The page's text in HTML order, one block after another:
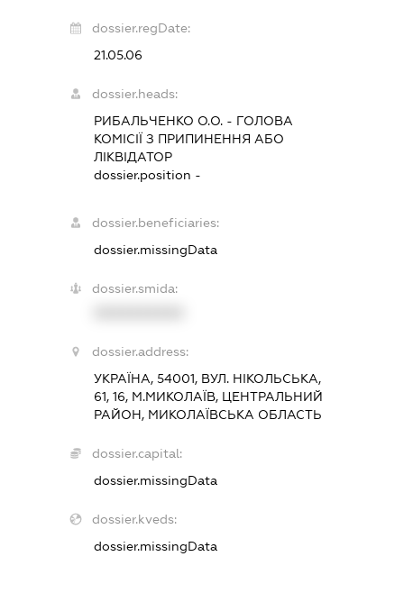
dossier.regDate:
21.05.06
dossier.heads:
РИБАЛЬЧЕНКО О.О. - ГОЛОВА
КОМІСІЇ З ПРИПИНЕННЯ АБО
ЛІКВІДАТОР
dossier.position -
dossier.beneficiaries:
dossier.missingData
dossier.smida:
dossier.address:
УКРАЇНА, 54001, ВУЛ. НІКОЛЬСЬКА,
61, 16, М.МИКОЛАЇВ, ЦЕНТРАЛЬНИЙ
РАЙОН, МИКОЛАЇВСЬКА ОБЛАСТЬ
dossier.capital:
dossier.missingData
dossier.kveds:
dossier.missingData